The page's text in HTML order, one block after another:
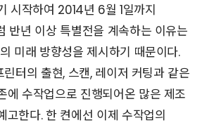
시작하여 2014년 6월 1일까지
반년 이상 특별전을 계속하는 이유는
미래 방향성을 제시하기 때문이다.
터의 출현, 스캔, 레이저 커팅과 같은
에 수작업으로 진행되어온 많은 제조
고한다. 한 켠에선 이제 수작업의